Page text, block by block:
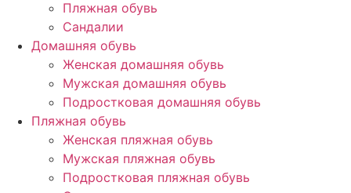
Пляжная обувь
Сандалии
Домашняя обувь
Женская домашняя обувь
Мужская домашняя обувь
Подростковая домашняя обувь
Пляжная обувь
Женская пляжная обувь
Мужская пляжная обувь
Подростковая пляжная обувь